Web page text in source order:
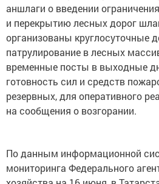
аншлаги о введении
и перекрытию лесных дорог
организованы круглосуточные
патрулирование в лесных
временные посты в выходные
готовность сил и средств
резервных, для оперативного
на сообщения о возгорании.
По данным информационной
мониторинга Федерального